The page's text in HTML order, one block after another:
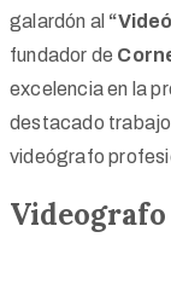
galardón al
fundador de
excelencia en la
destacado trabajo
videógrafo
Videografo